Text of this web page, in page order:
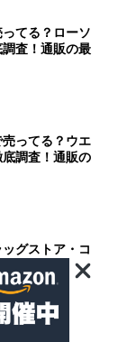
てる？ローソ
査！通販の最
ってる？ウエ
調査！通販の
グストア・コ